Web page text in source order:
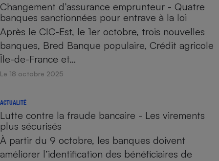
Changement d’assurance emprunteur - Quatre
banques sanctionnées pour entrave à la loi
Après le CIC-Est, le 1er octobre, trois nouvelles
banques, Bred Banque populaire, Crédit agricole
Île-de-France et…
Le 18 octobre 2025
ACTUALITÉ
Lutte contre la fraude bancaire - Les virements
plus sécurisés
À partir du 9 octobre, les banques doivent
améliorer l’identification des bénéficiaires de